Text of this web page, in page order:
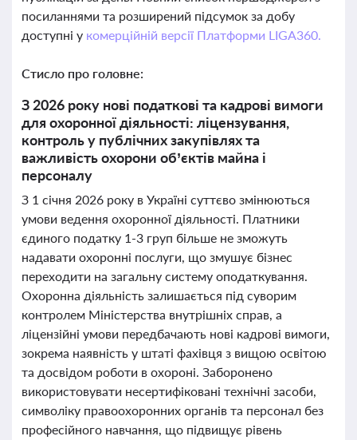
посиланнями та розширений підсумок за добу
доступні у комерційній версії Платформи LIGA360.
Стисло про головне:
З 2026 року нові податкові та кадрові вимоги
для охоронної діяльності: ліцензування,
контроль у публічних закупівлях та
важливість охорони об’єктів майна і
персоналу
З 1 січня 2026 року в Україні суттєво змінюються
умови ведення охоронної діяльності. Платники
єдиного податку 1-3 груп більше не зможуть
надавати охоронні послуги, що змушує бізнес
переходити на загальну систему оподаткування.
Охоронна діяльність залишається під суворим
контролем Міністерства внутрішніх справ, а
ліцензійні умови передбачають нові кадрові вимоги,
зокрема наявність у штаті фахівця з вищою освітою
та досвідом роботи в охороні. Заборонено
використовувати несертифіковані технічні засоби,
символіку правоохоронних органів та персонал без
професійного навчання, що підвищує рівень